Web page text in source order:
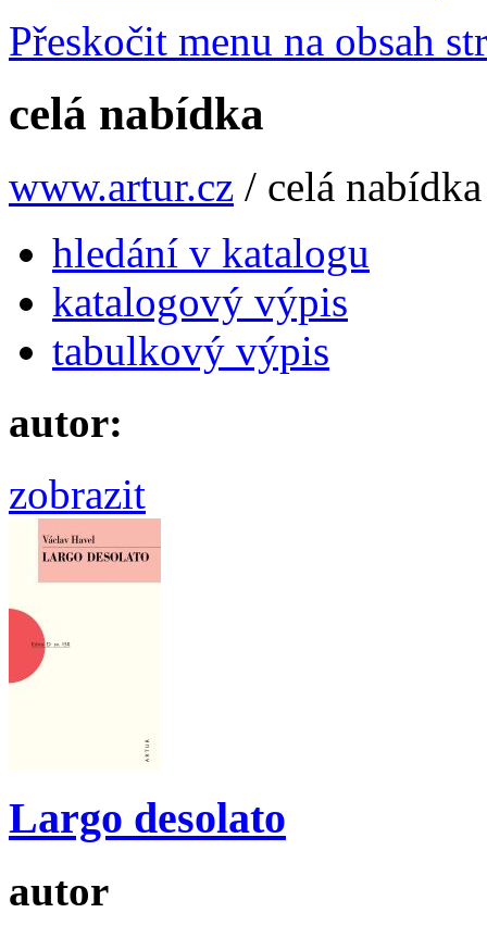
Přeskočit menu na obsah
celá nabídka
www.artur.cz / celá nabídka
hledání v katalogu
katalogový výpis
tabulkový výpis
autor:
zobrazit
Largo desolato
autor